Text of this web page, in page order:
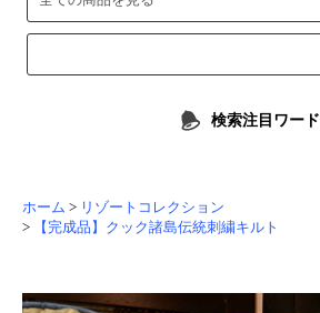
検索注目ワード
ホーム > リゾートコレクション
>
【完成品】クック諸島伝統刺繍キルト